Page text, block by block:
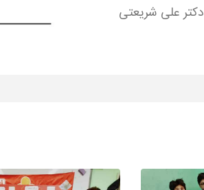
دکتر علی شریعتی